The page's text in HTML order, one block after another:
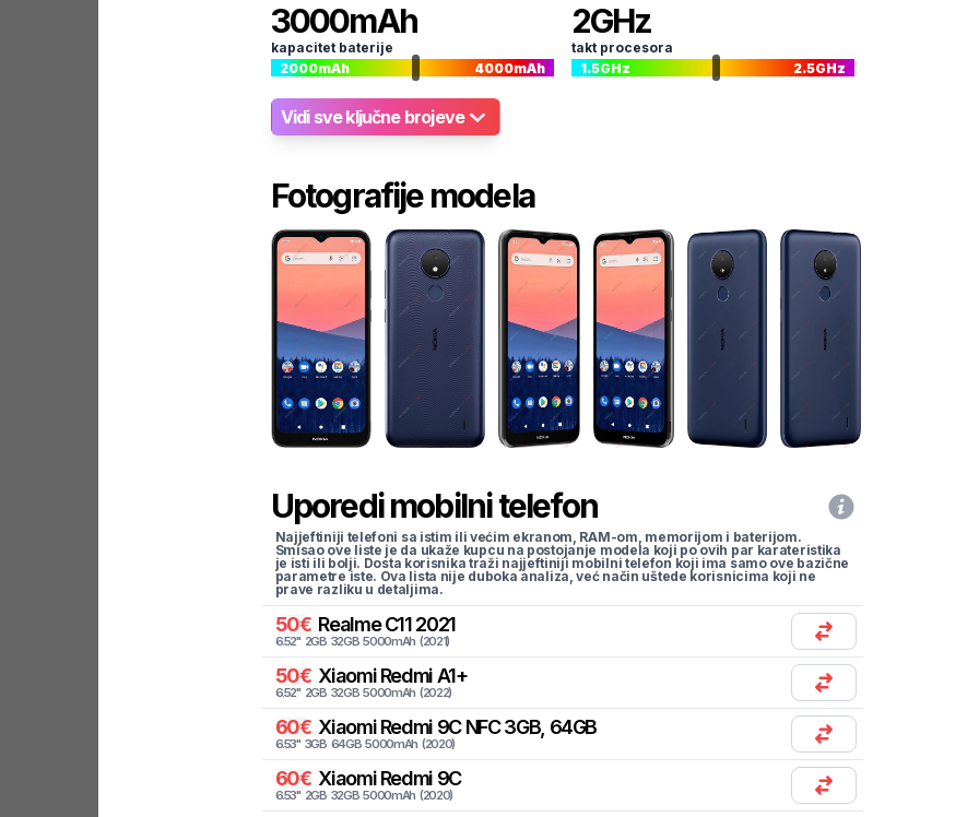
3000mAh
kapacitet baterije
2000mAh 4000mAh
2GHz
takt procesora
1.5GHz 2.5GHz
Vidi sve ključne brojeve
Fotografije modela
Uporedi mobilni telefon
Najjeftiniji telefoni sa istim ili većim ekranom, RAM-om, memorijom i baterijom.
Smisao ove liste je da ukaže kupcu na postojanje modela koji po ovih par karateristika
je isti ili bolji. Dosta korisnika traži najjeftiniji mobilni telefon koji ima samo ove bazične
parametre iste. Ova lista nije duboka analiza, već način uštede korisnicima koji ne
prave razliku u detaljima.
50€ Realme C11 2021
6.52" 2GB 32GB 5000mAh (2021)
50€ Xiaomi Redmi A1+
6.52" 2GB 32GB 5000mAh (2022)
60€ Xiaomi Redmi 9C NFC 3GB, 64GB
6.53" 3GB 64GB 5000mAh (2020)
60€ Xiaomi Redmi 9C
6.53" 2GB 32GB 5000mAh (2020)